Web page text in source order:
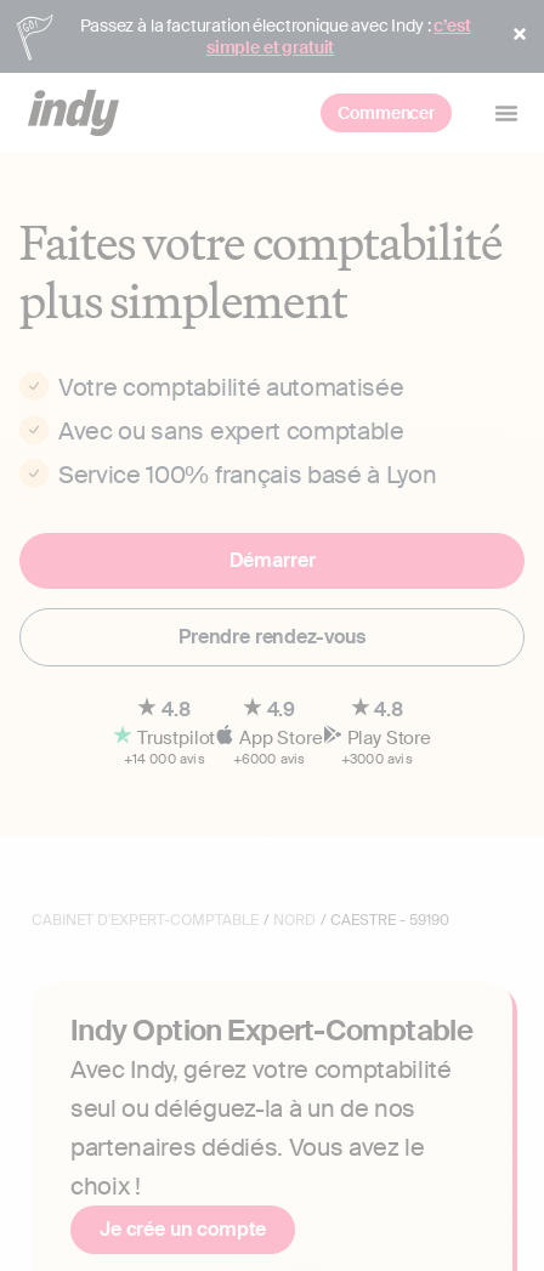
Passez à la facturation électronique avec Indy :c’est
simple et gratuit
Commencer
Faites votre comptabilité
plus simplement
Votre comptabilité automatisée
Avec ou sans expert comptable
Service 100% français basé à Lyon
Démarrer
Prendre rendez-vous
4.8
Trustpilot
+14 000 avis
4.9
App Store
+6000 avis
4.8
Play Store
+3000 avis
CABINET D'EXPERT-COMPTABLE / NORD / CAESTRE - 59190
Indy Option Expert-Comptable
Avec Indy, gérez votre comptabilité
seul ou déléguez-la à un de nos
partenaires dédiés. Vous avez le
choix !
Je crée un compte